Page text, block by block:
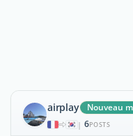
airplay Nouveau
| 6POSTS